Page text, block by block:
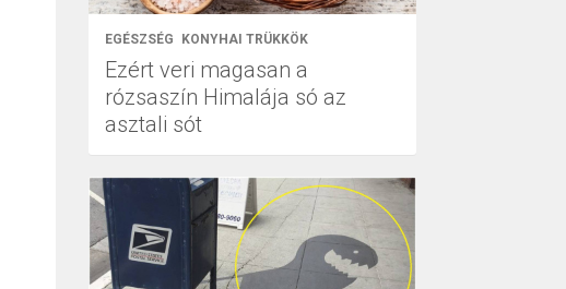
EGÉSZSÉG KONYHAI TRÜKKÖK
Ezért veri magasan a
rózsaszín Himalája só az
asztali sót